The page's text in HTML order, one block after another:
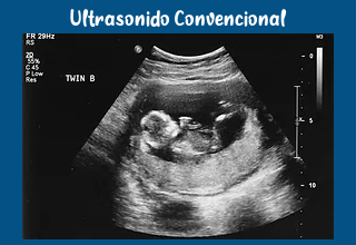
Ultrasonido Convencional